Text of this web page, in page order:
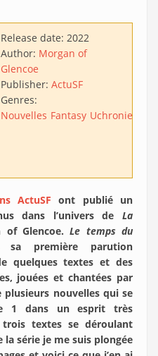
Release date: 2022
Author: Morgan of
Glencoe
Publisher: ActuSF
Genres:
Nouvelles Fantasy Uchronie
ActuSF ont publié un
dans l’univers de La
of Glencoe.Le temps du
sa première parution
quelques textes et des
jouées et chantées par
plusieurs nouvelles qui se
1 dans un esprit très
textes se déroulant
série je me suis plongée